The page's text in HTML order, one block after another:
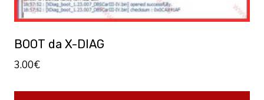
del
prodotto
BOOT da X-DIAG
3.00€